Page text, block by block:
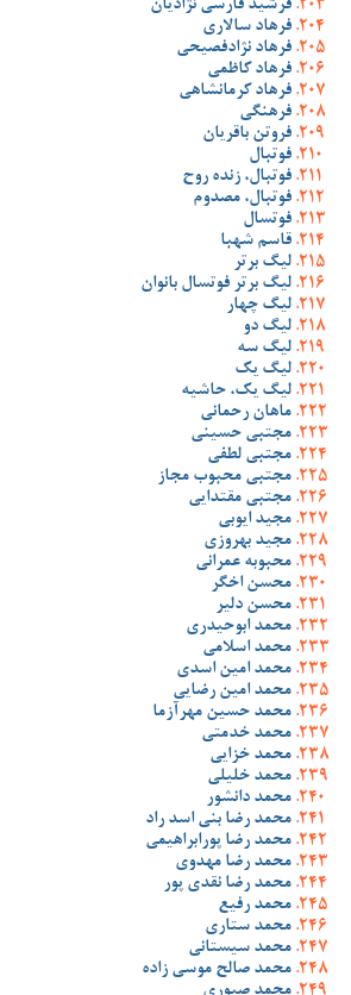
فرشید فارسی نژادیان
فرهاد سالاری
فرهاد نژادفصیحی
فرهاد کاظمی
فرهاد کرمانشاهی
فرهنگی
فروتن باقریان
فوتبال
فوتبال، زنده روح
فوتبال، مصدوم
فوتسال
قاسم شهبا
لیگ برتر
لیگ برتر فوتسال بانوان
لیگ چهار
لیگ دو
لیگ سه
لیگ یک
لیگ یک، حاشیه
ماهان رحمانی
مجتبی حسینی
مجتبی لطفی
مجتبی محبوب مجاز
مجتبی مقتدایی
مجید ایوبی
مجید بهروزی
محبوبه عمرانی
محسن اخگر
محسن دلیر
محمد ابوحیدری
محمد اسلامی
محمد امین اسدی
محمد امین رضایی
محمد حسین مهرآزما
محمد خدمتی
محمد خزایی
محمد خلیلی
محمد دانشور
محمد رضا بنی اسد راد
محمد رضا پورابراهیمی
محمد رضا مهدوی
محمد رضا نقدی پور
محمد رفیع
محمد ستاری
محمد سیستانی
محمد صالح موسی زاده